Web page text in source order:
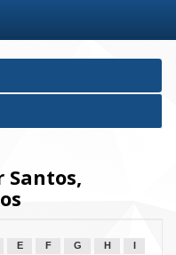
Santos,
E F G H